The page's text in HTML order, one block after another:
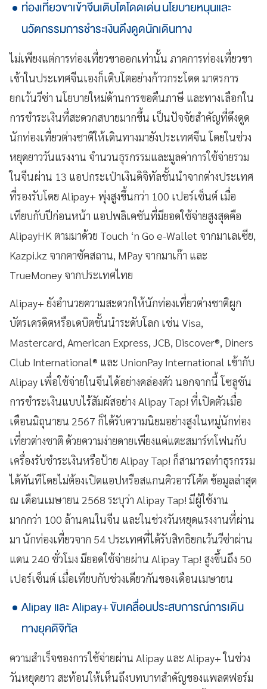
ท่องเที่ยวขาเข้าจีนเติบโตโดดเด่น นโยบายหนุนและ
นวัตกรรมการชำระเงินดึงดูดนักเดินทาง
ไม่เพียงแต่การท่องเที่ยวขาออกเท่านั้น ภาคการท่องเที่ยวขา
เข้าในประเทศจีนเองก็เติบโตอย่างก้าวกระโดด มาตรการ
ยกเว้นวีซ่า นโยบายใหม่ด้านการขอคืนภาษี และทางเลือกใน
การชำระเงินที่สะดวกสบายมากขึ้น เป็นปัจจัยสำคัญที่ดึงดูด
นักท่องเที่ยวต่างชาติให้เดินทางมายังประเทศจีน โดยในช่วง
หยุดยาววันแรงงาน จำนวนธุรกรรมและมูลค่าการใช้จ่ายรวม
ในจีนผ่าน 13 แอปกระเป๋าเงินดิจิทัลชั้นนำจากต่างประเทศ
ที่รองรับโดย Alipay+ พุ่งสูงขึ้นกว่า 100 เปอร์เซ็นต์ เมื่อ
เทียบกับปีก่อนหน้า แอปพลิเคชันที่มียอดใช้จ่ายสูงสุดคือ
AlipayHK ตามมาด้วย Touch ‘n Go e-Wallet จากมาเลเซีย,
Kazpi.kz จากคาซัคสถาน, MPay จากมาเก๊า และ
TrueMoney จากประเทศไทย
Alipay+ ยังอำนวยความสะดวกให้นักท่องเที่ยวต่างชาติผูก
บัตรเครดิตหรือเดบิตชั้นนำระดับโลก เช่น Visa,
Mastercard, American Express, JCB, Discover®, Diners
Club International® และ UnionPay International เข้ากับ
Alipay เพื่อใช้จ่ายในจีนได้อย่างคล่องตัว นอกจากนี้ โซลูชัน
การชำระเงินแบบไร้สัมผัสอย่าง Alipay Tap! ที่เปิดตัวเมื่อ
เดือนมิถุนายน 2567 ก็ได้รับความนิยมอย่างสูงในหมู่นักท่อง
เที่ยวต่างชาติ ด้วยความง่ายดายเพียงแค่แตะสมาร์ทโฟนกับ
เครื่องรับชำระเงินหรือป้าย Alipay Tap! ก็สามารถทำธุรกรรม
ได้ทันทีโดยไม่ต้องเปิดแอปหรือสแกนคิวอาร์โค้ด ข้อมูลล่าสุด
ณ เดือนเมษายน 2568 ระบุว่า Alipay Tap! มีผู้ใช้งาน
มากกว่า 100 ล้านคนในจีน และในช่วงวันหยุดแรงงานที่ผ่าน
มา นักท่องเที่ยวจาก 54 ประเทศที่ได้รับสิทธิยกเว้นวีซ่าผ่าน
แดน 240 ชั่วโมง มียอดใช้จ่ายผ่าน Alipay Tap! สูงขึ้นถึง 50
เปอร์เซ็นต์ เมื่อเทียบกับช่วงเดียวกันของเดือนเมษายน
Alipay และ Alipay+ ขับเคลื่อนประสบการณ์การเดิน
ทางยุคดิจิทัล
ความสำเร็จของการใช้จ่ายผ่าน Alipay และ Alipay+ ในช่วง
วันหยุดยาว สะท้อนให้เห็นถึงบทบาทสำคัญของแพลตฟอร์ม